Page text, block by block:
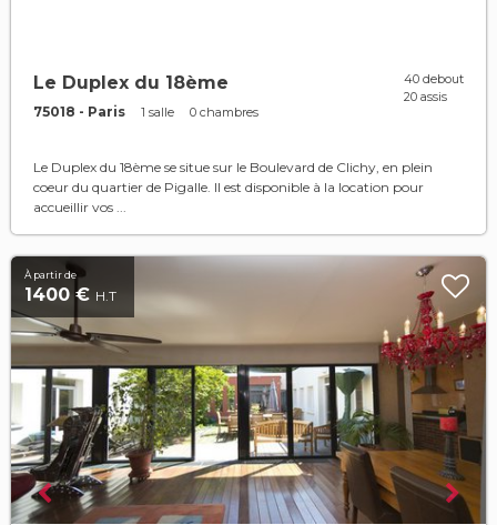
Le Duplex du 18ème
75018 - Paris 1 salle 0 chambres
40 debout
20 assis
Le Duplex du 18ème se situe sur le Boulevard de Clichy, en plein
coeur du quartier de Pigalle. Il est disponible à la location pour
accueillir vos ...
À partir de
1400 € H.T